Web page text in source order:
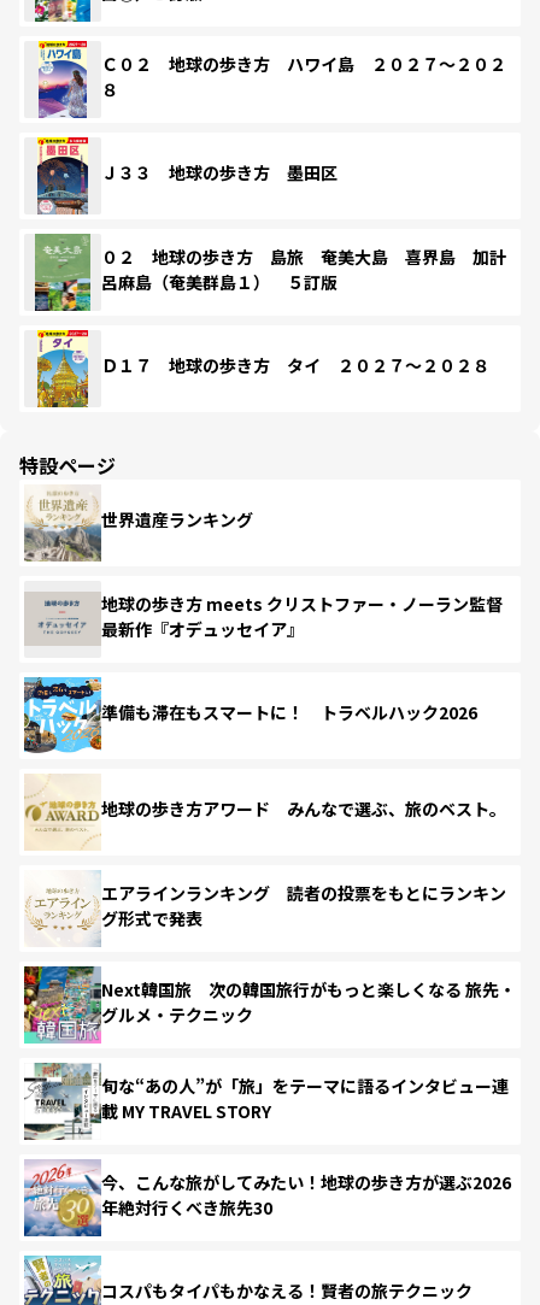
Ｃ０２ 地球の歩き方 ハワイ島 ２０２７～２０２
８
Ｊ３３ 地球の歩き方 墨田区
０２ 地球の歩き方 島旅 奄美大島 喜界島 加計
呂麻島（奄美群島１） ５訂版
Ｄ１７ 地球の歩き方 タイ ２０２７～２０２８
特設ページ
世界遺産ランキング
地球の歩き方 meets クリストファー・ノーラン監督
最新作『オデュッセイア』
準備も滞在もスマートに！ トラベルハック2026
地球の歩き方アワード みんなで選ぶ、旅のベスト。
エアラインランキング 読者の投票をもとにランキン
グ形式で発表
Next韓国旅 次の韓国旅行がもっと楽しくなる 旅先・
グルメ・テクニック
旬な“あの人”が「旅」をテーマに語るインタビュー連
載 MY TRAVEL STORY
今、こんな旅がしてみたい！地球の歩き方が選ぶ2026
年絶対行くべき旅先30
コスパもタイパもかなえる！賢者の旅テクニック